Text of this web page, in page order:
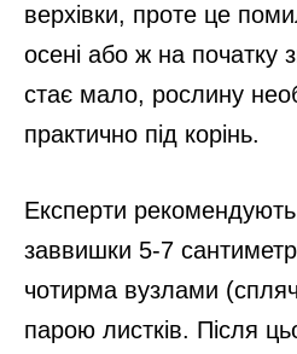
верхівки, проте це
осені або ж на початку
стає мало, рослину
практично під корінь.
Експерти
заввишки 5-7
чотирма вузлами
парою листків. Після